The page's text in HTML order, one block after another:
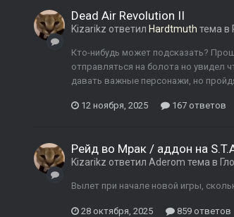
Dead Air Revolution II
Kizarikz ответил Hardtmuth тема в
Кто-нибудь может подсказать?
отправляться на болота но увидел
давать важные персонажи, но
12 ноября, 2025 167 ответов
Рейд во Мрак / аддон на
Kizarikz ответил Aderom тема в
Вылет при начале новой игры,
28 октября, 2025 859 ответов